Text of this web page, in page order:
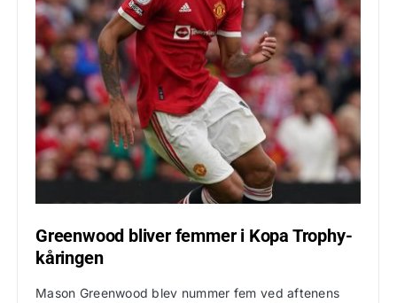
Greenwood bliver femmer i Kopa Trophy-
kåringen
Mason Greenwood blev nummer fem ved aftenens